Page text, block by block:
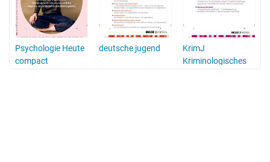
Psychologie Heute
compact
deutsche jugend
KrimJ
Kriminologisches